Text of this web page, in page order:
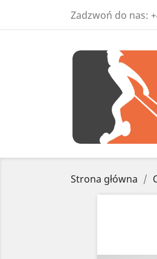
Zadzwoń do nas:
Strona główna